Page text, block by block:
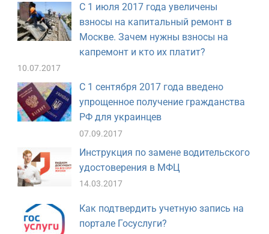
С 1 июля 2017 года увеличены
взносы на капитальный ремонт в
Москве. Зачем нужны взносы на
капремонт и кто их платит?
10.07.2017
С 1 сентября 2017 года введено
упрощенное получение гражданства
РФ для украинцев
07.09.2017
Инструкция по замене водительского
удостоверения в МФЦ
14.03.2017
Как подтвердить учетную запись на
портале Госуслуги?